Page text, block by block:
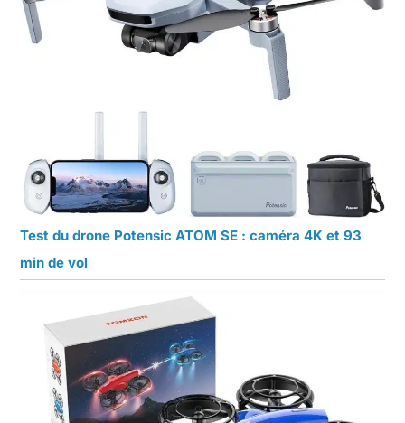
Test du drone Potensic ATOM SE : caméra 4K et 93
min de vol